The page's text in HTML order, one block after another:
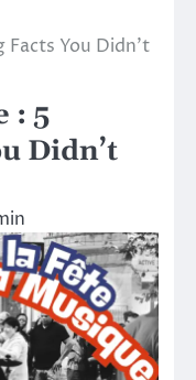
Facts You Didn’t
: 5
Didn’t